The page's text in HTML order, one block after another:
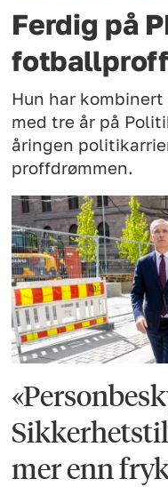
Ferdig på
Hun har
med tre år på
åringen
proffdrømmen.
mer enn